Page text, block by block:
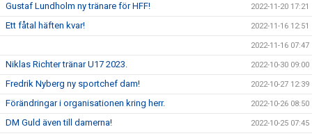
Gustaf Lundholm ny tränare för HFF! 2022-11-20 17:21
Ett fåtal häften kvar! 2022-11-16 12:51
2022-11-16 07:47
Niklas Richter tränar U17 2023. 2022-10-30 09:00
Fredrik Nyberg ny sportchef dam! 2022-10-27 12:39
Förändringar i organisationen kring herr. 2022-10-26 08:50
DM Guld även till damerna! 2022-10-25 07:45